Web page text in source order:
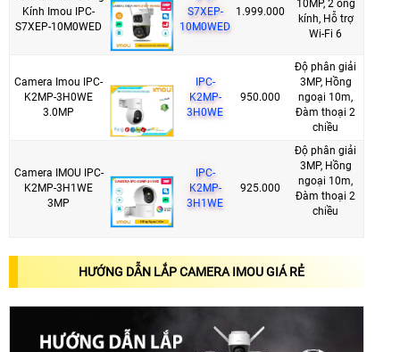
Kính Imou IPC-
S7XEP-10M0WED
S7XEP-
10M0WED
1.999.000
10MP, 2 ống
kính, Hỗ trợ
Wi-Fi 6
Camera Imou IPC-
K2MP-3H0WE
3.0MP
IPC-
K2MP-
3H0WE
950.000
Độ phân giải
3MP, Hồng
ngoại 10m,
Đàm thoại 2
chiều
Camera IMOU IPC-
K2MP-3H1WE
3MP
IPC-
K2MP-
3H1WE
925.000
Độ phân giải
3MP, Hồng
ngoại 10m,
Đàm thoại 2
chiều
HƯỚNG DẪN LẮP CAMERA IMOU GIÁ RẺ